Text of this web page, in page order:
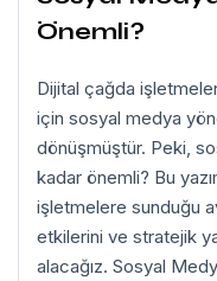
Önemli?
Dijital çağda
için sosyal medya
dönüşmüştür. Peki,
kadar önemli? Bu
işletmelere sunduğu
etkilerini ve stratejik
alacağız. Sosyal